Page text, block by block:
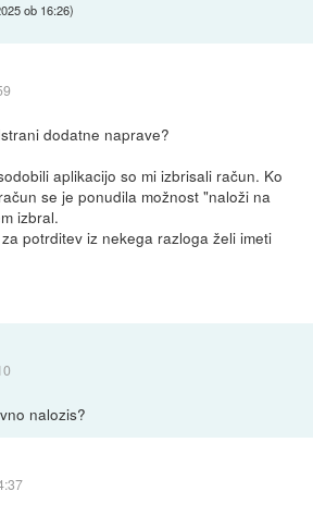
ob 16:26)
dodatne naprave?
aplikacijo so mi izbrisali račun. Ko
se je ponudila možnost "naloži na
izbral.
potrditev iz nekega razloga želi imeti
nalozis?